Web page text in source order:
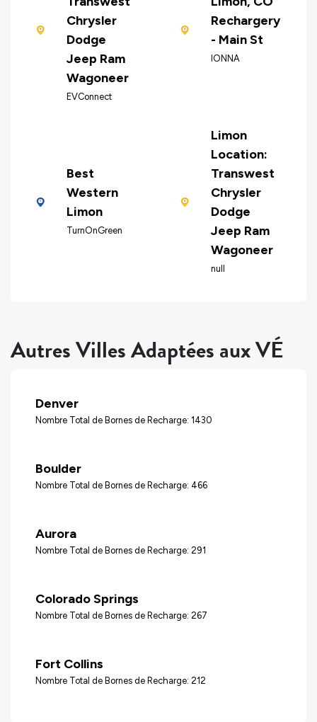
Chrysler
Dodge
Jeep Ram
Wagoneer
EVConnect
Rechargery
- Main St
IONNA
Best
Western
Limon
TurnOnGreen
Limon
Location:
Transwest
Chrysler
Dodge
Jeep Ram
Wagoneer
null
Autres Villes Adaptées aux VÉ
Denver
Nombre Total de Bornes de Recharge: 1430
Boulder
Nombre Total de Bornes de Recharge: 466
Aurora
Nombre Total de Bornes de Recharge: 291
Colorado Springs
Nombre Total de Bornes de Recharge: 267
Fort Collins
Nombre Total de Bornes de Recharge: 212